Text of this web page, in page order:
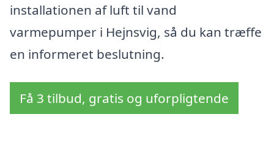
installationen af luft til vand
varmepumper i Hejnsvig, så du kan træffe
en informeret beslutning.
Få 3 tilbud, gratis og uforpligtende